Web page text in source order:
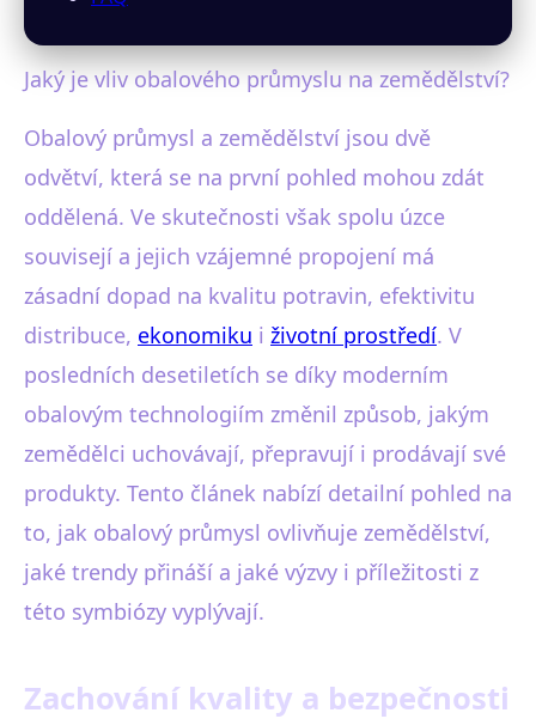
Jaký je vliv obalového průmyslu na zemědělství?
Obalový průmysl a zemědělství jsou dvě
odvětví, která se na první pohled mohou zdát
oddělená. Ve skutečnosti však spolu úzce
souvisejí a jejich vzájemné propojení má
zásadní dopad na kvalitu potravin, efektivitu
distribuce, ekonomiku i životní prostředí. V
posledních desetiletích se díky moderním
obalovým technologiím změnil způsob, jakým
zemědělci uchovávají, přepravují i prodávají své
produkty. Tento článek nabízí detailní pohled na
to, jak obalový průmysl ovlivňuje zemědělství,
jaké trendy přináší a jaké výzvy i příležitosti z
této symbiózy vyplývají.
Zachování kvality a bezpečnosti